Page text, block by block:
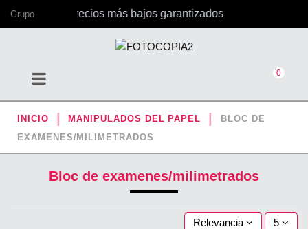
Grupocon los precios más bajos garantizados
0
INICIO MANIPULADOS DEL PAPEL
BLOC DE
EXAMENES/MILIMETRADOS
Bloc de examenes/milimetrados
Relevancia 5